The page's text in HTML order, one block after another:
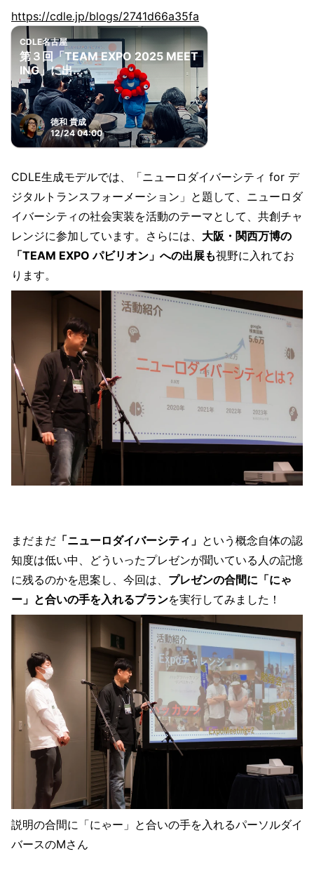
https://cdle.jp/blogs/2741d66a35fa
CDLE名古屋
第３回「TEAM EXPO 2025 MEET
ING」に出...
徳和 貴成
12/24 04:00
CDLE生成モデルでは、「ニューロダイバーシティ for デ
ジタルトランスフォーメーション」と題して、ニューロダ
イバーシティの社会実装を活動のテーマとして、共創チャ
レンジに参加しています。さらには、 大阪・関西万博の
「TEAM EXPO パビリオン」への出展も視野に入れてお
ります。
まだまだ 「ニューロダイバーシティ」 という概念自体の認
知度は低い中、どういったプレゼンが聞いている人の記憶
に残るのかを思案し、今回は、 プレゼンの合間に「にゃ
ー」と合いの手を入れるプランを実行してみました！
説明の合間に「にゃー」と合いの手を入れるパーソルダイ
バースのMさん